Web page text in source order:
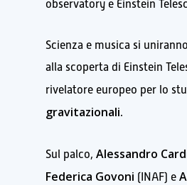
observatory e Einstein
Scienza e musica si
alla scoperta di Einstein
rivelatore europeo per lo
gravitazionali.
Sul palco, Alessandro
Federica Govoni (INAF) e